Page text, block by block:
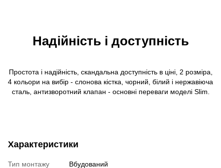
Надійність і доступність
Простота і надійність, скандальна доступність в ціні, 2 розміра,
4 кольори на вибір - слонова кістка, чорний, білий і нержавіюча
сталь, антизворотний клапан - основні переваги моделі Slim.
Характеристики
Тип монтажу Вбудований